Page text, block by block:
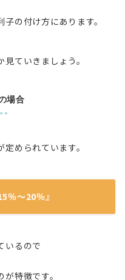
の付け方にあります。
ていきましょう。
場合
められています。
％～20％』
いるので
特徴です。